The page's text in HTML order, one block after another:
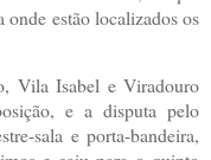
onde estão localizados os
Vila Isabel e Viradouro
e a disputa pelo
sala e porta-bandeira,